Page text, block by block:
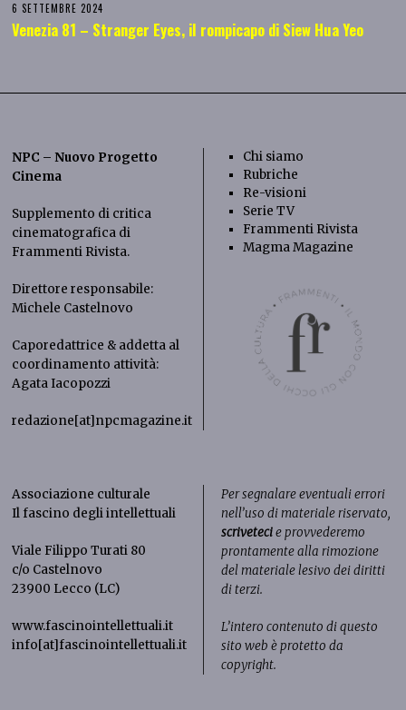
6 SETTEMBRE 2024
Venezia 81 – Stranger Eyes, il rompicapo di Siew Hua Yeo
NPC – Nuovo Progetto
Cinema
Supplemento di critica
cinematografica di
Frammenti Rivista.
Direttore responsabile:
Michele Castelnovo
Caporedattrice & addetta al
coordinamento attività:
Agata Iacopozzi
redazione[at]npcmagazine.it
Chi siamo
Rubriche
Re-visioni
Serie TV
Frammenti Rivista
Magma Magazine
Associazione culturale
Il fascino degli intellettuali
Viale Filippo Turati 80
c/o Castelnovo
23900 Lecco (LC)
www.fascinointellettuali.it
info[at]fascinointellettuali.it
Per segnalare eventuali errori
nell’uso di materiale riservato,
scrivetecie provvederemo
prontamente alla rimozione
del materiale lesivo dei diritti
di terzi.
L’intero contenuto di questo
sito web è protetto da
copyright.